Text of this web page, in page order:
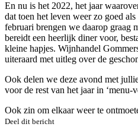
En nu is het 2022, het jaar
dat toen het leven weer zo goed
februari brengen we daarop graag
bereidt een heerlijk diner voor,
kleine hapjes. Wijnhandel
uiteraard met uitleg over de
Ook delen we deze avond met
voor de rest van het jaar in ‘menu-
Ook zin om elkaar weer te
Deel dit bericht